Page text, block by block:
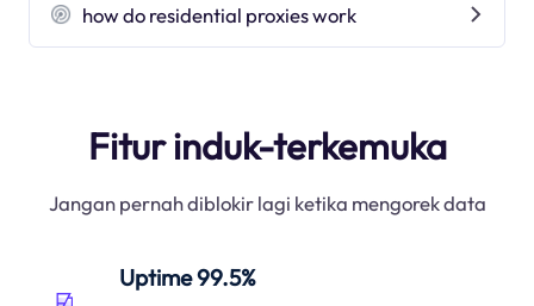
how do residential proxies work
Fitur induk-terkemuka
Jangan pernah diblokir lagi ketika mengorek data
Uptime 99.5%